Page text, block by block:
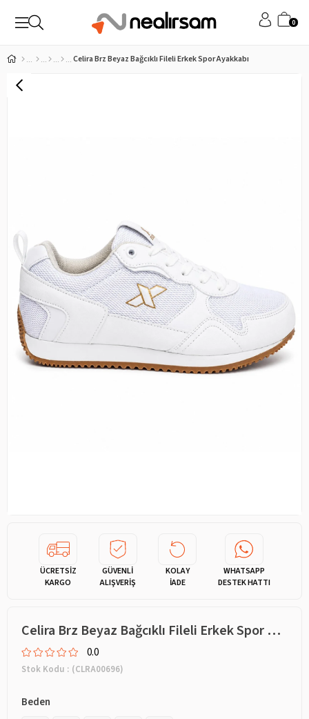
0
Celira Brz Beyaz Bağcıklı Fileli Erkek Spor Ayakkabı
ÜCRETSİZ
KARGO
GÜVENLİ
ALIŞVERİŞ
KOLAY
İADE
WHATSAPP
DESTEK HATTI
Celira Brz Beyaz Bağcıklı Fileli Erkek Spor Ayakkabı
0.0
Stok Kodu (CLRA00696)
Beden